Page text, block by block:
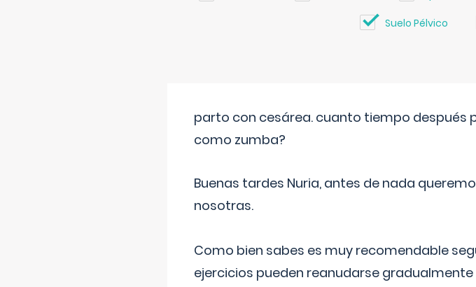
Suelo Pélvico
parto con cesárea. cuanto tiempo después
como zumba?
Buenas tardes Nuria, antes de nada
nosotras.
Como bien sabes es muy recomendable
ejercicios pueden reanudarse